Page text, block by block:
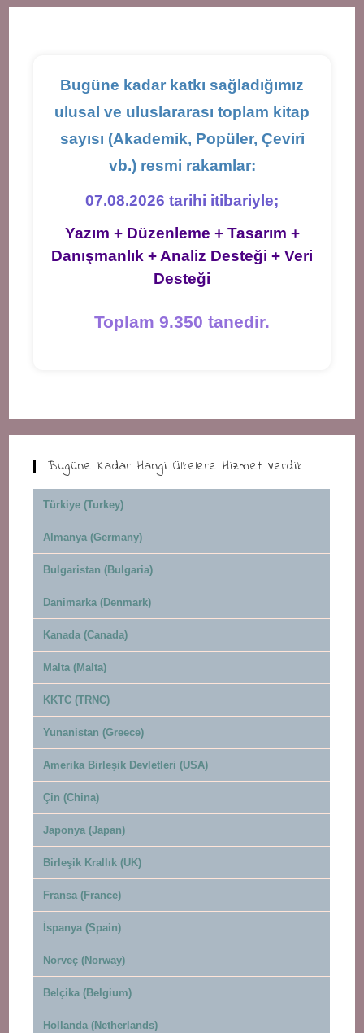
new
new
new
Bugüne kadar katkı sağladığımız
ulusal ve uluslararası toplam kitap
sayısı (Akademik, Popüler, Çeviri
vb.) resmi rakamlar:
07.08.2026 tarihi itibariyle;
Yazım + Düzenleme + Tasarım +
Danışmanlık + Analiz Desteği + Veri
Desteği
Toplam 9.350 tanedir.
Bugüne Kadar Hangi Ülkelere Hizmet Verdik
Türkiye (Turkey)
Almanya (Germany)
Bulgaristan (Bulgaria)
Danimarka (Denmark)
Kanada (Canada)
Malta (Malta)
KKTC (TRNC)
Yunanistan (Greece)
Amerika Birleşik Devletleri (USA)
Çin (China)
Japonya (Japan)
Birleşik Krallık (UK)
Fransa (France)
İspanya (Spain)
Norveç (Norway)
Belçika (Belgium)
Hollanda (Netherlands)